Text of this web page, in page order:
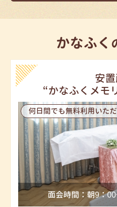
かなふく
安
“かなふくメモ
何日間でも無料利用いた
面会時間：朝9：